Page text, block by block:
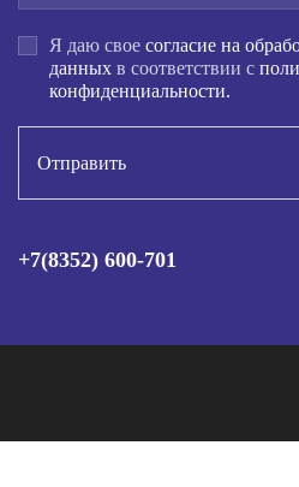
Я даю свое согласие на
данных в соответствии с
конфиденциальности.
Отправить
+7(8352) 600-701